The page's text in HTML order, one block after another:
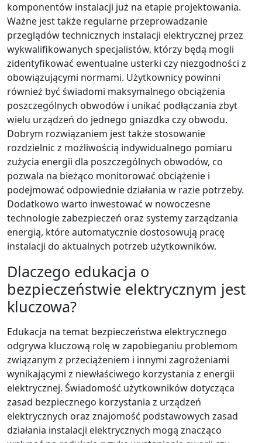
komponentów instalacji już na etapie projektowania.
Ważne jest także regularne przeprowadzanie
przeglądów technicznych instalacji elektrycznej przez
wykwalifikowanych specjalistów, którzy będą mogli
zidentyfikować ewentualne usterki czy niezgodności z
obowiązującymi normami. Użytkownicy powinni
również być świadomi maksymalnego obciążenia
poszczególnych obwodów i unikać podłączania zbyt
wielu urządzeń do jednego gniazdka czy obwodu.
Dobrym rozwiązaniem jest także stosowanie
rozdzielnic z możliwością indywidualnego pomiaru
zużycia energii dla poszczególnych obwodów, co
pozwala na bieżąco monitorować obciążenie i
podejmować odpowiednie działania w razie potrzeby.
Dodatkowo warto inwestować w nowoczesne
technologie zabezpieczeń oraz systemy zarządzania
energią, które automatycznie dostosowują pracę
instalacji do aktualnych potrzeb użytkowników.
Dlaczego edukacja o
bezpieczeństwie elektrycznym jest
kluczowa?
Edukacja na temat bezpieczeństwa elektrycznego
odgrywa kluczową rolę w zapobieganiu problemom
związanym z przeciążeniem i innymi zagrożeniami
wynikającymi z niewłaściwego korzystania z energii
elektrycznej. Świadomość użytkowników dotycząca
zasad bezpiecznego korzystania z urządzeń
elektrycznych oraz znajomość podstawowych zasad
działania instalacji elektrycznych mogą znacząco